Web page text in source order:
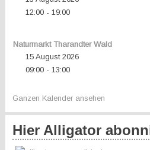
12:00- 19:00
Naturmarkt Tharandter Wald
15 August 2026
09:00- 13:00
Ganzen Kalender ansehen
Hier Alligator